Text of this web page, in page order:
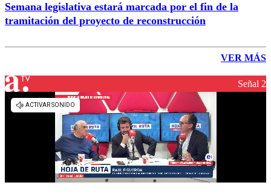
Semana legislativa estará marcada por el fin de la
tramitación del proyecto de reconstrucción
VER MÁS
Señal 2